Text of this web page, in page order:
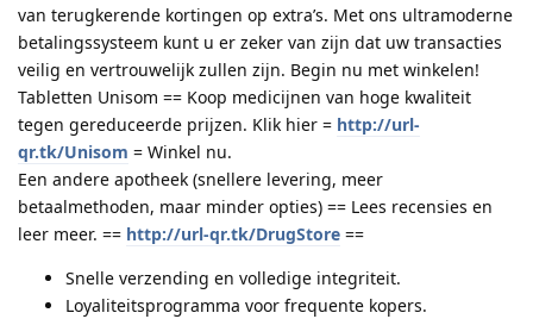
van terugkerende kortingen op extra’s. Met ons ultramoderne
betalingssysteem kunt u er zeker van zijn dat uw transacties
veilig en vertrouwelijk zullen zijn. Begin nu met winkelen!
Tabletten Unisom == Koop medicijnen van hoge kwaliteit
tegen gereduceerde prijzen. Klik hier = http://url-
qr.tk/Unisom = Winkel nu.
Een andere apotheek (snellere levering, meer
betaalmethoden, maar minder opties) == Lees recensies en
leer meer. == http://url-qr.tk/DrugStore ==
Snelle verzending en volledige integriteit.
Loyaliteitsprogramma voor frequente kopers.